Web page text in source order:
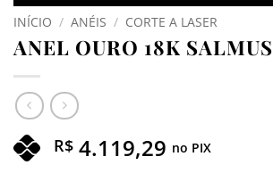
INÍCIO / ANÉIS / CORTE A LASER
ANEL OURO 18K SALMUS
R$ 4.119,29 no PIX